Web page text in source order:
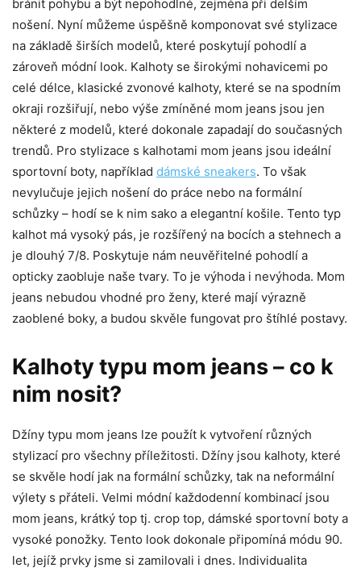
bránit pohybu a být nepohodlné, zejména při delším
nošení. Nyní můžeme úspěšně komponovat své stylizace
na základě širších modelů, které poskytují pohodlí a
zároveň módní look. Kalhoty se širokými nohavicemi po
celé délce, klasické zvonové kalhoty, které se na spodním
okraji rozšiřují, nebo výše zmíněné mom jeans jsou jen
některé z modelů, které dokonale zapadají do současných
trendů. Pro stylizace s kalhotami mom jeans jsou ideální
sportovní boty, například dámské sneakers. To však
nevylučuje jejich nošení do práce nebo na formální
schůzky – hodí se k nim sako a elegantní košile. Tento typ
kalhot má vysoký pás, je rozšířený na bocích a stehnech a
je dlouhý 7/8. Poskytuje nám neuvěřitelné pohodlí a
opticky zaobluje naše tvary. To je výhoda i nevýhoda. Mom
jeans nebudou vhodné pro ženy, které mají výrazně
zaoblené boky, a budou skvěle fungovat pro štíhlé postavy.
Kalhoty typu mom jeans – co k
nim nosit?
Džíny typu mom jeans lze použít k vytvoření různých
stylizací pro všechny příležitosti. Džíny jsou kalhoty, které
se skvěle hodí jak na formální schůzky, tak na neformální
výlety s přáteli. Velmi módní každodenní kombinací jsou
mom jeans, krátký top tj. crop top, dámské sportovní boty a
vysoké ponožky. Tento look dokonale připomíná módu 90.
let, jejíž prvky jsme si zamilovali i dnes. Individualita